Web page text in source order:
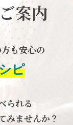
案内
も安心の
ピ
られる
みませんか？